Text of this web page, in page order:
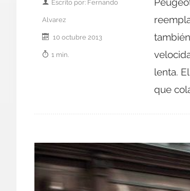
Escrito por: Fernando
Alvarez
10 octubre 2013
1 min.
lenta.
que